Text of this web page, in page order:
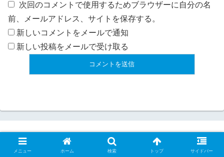
次回のコメントで使用するためブラウザーに自分の名
前、メールアドレス、サイトを保存する。
新しいコメントをメールで通知
新しい投稿をメールで受け取る
コードライク
メニュー ホーム 検索 トップ サイドバー